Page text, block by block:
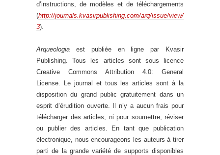
d’instructions, de modèles et de téléchargements
(http://journals.kvasirpublishing.com/arq/issue/view/
3).
Arqueologia est publiée en ligne par Kvasir
Publishing. Tous les articles sont sous licence
Creative Commons Attribution 4.0: General
License. Le journal et tous les articles sont à la
disposition du grand public gratuitement dans un
esprit d’érudition ouverte. Il n’y a aucun frais pour
télécharger des articles, ni pour soumettre, réviser
ou publier des articles. En tant que publication
électronique, nous encourageons les auteurs à tirer
parti de la grande variété de supports disponibles